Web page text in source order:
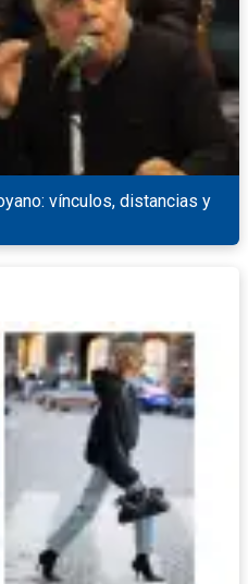
vínculos, distancias y